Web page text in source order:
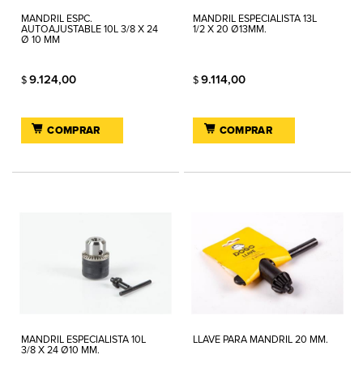
MANDRIL ESPC.
AUTOAJUSTABLE 10L 3/8 X 24
Ø 10 MM
$ 9.124,00
COMPRAR
MANDRIL ESPECIALISTA 13L
1/2 X 20 Ø13MM.
$9.114,00
COMPRAR
MANDRIL ESPECIALISTA 10L
3/8 X 24 Ø10 MM.
LLAVE PARA MANDRIL 20 MM.